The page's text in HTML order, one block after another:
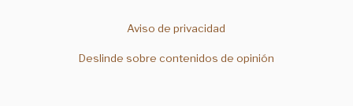
Aviso de privacidad
Deslinde sobre contenidos de opinión